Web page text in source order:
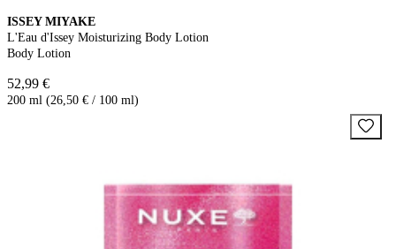
ISSEY MIYAKE
L'Eau d'Issey Moisturizing Body Lotion
Body Lotion
52,99 €
200 ml (26,50 € / 100 ml)